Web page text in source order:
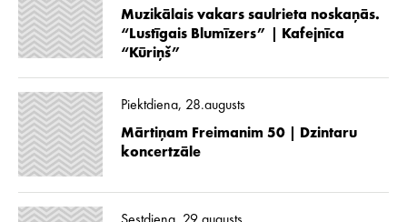
Muzikālais vakars saulrieta noskaņās.
“Lustīgais Blumīzers” | Kafejnīca
“Kūriņš”
Piektdiena, 28.augusts
Mārtiņam Freimanim 50 | Dzintaru
koncertzāle